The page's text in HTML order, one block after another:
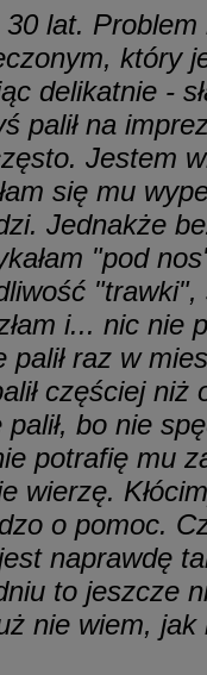
30 lat.
który
delikatnie -
palił na
Jestem
się mu
Jednakże
"pod
"trawki",
i... nic nie
palił raz w
częściej
bo nie
potrafię mu
wierzę.
o pomoc.
naprawdę
to jeszcze
nie wiem,